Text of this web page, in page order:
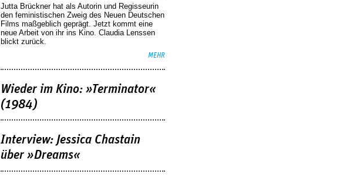
Jutta Brückner hat als Autorin und Regisseurin
den feministischen Zweig des Neuen Deutschen
Films maßgeblich geprägt. Jetzt kommt eine
neue Arbeit von ihr ins Kino. Claudia Lenssen
blickt zurück.
MEHR
Wieder im Kino: »Terminator«
(1984)
Interview: Jessica Chastain
über »Dreams«